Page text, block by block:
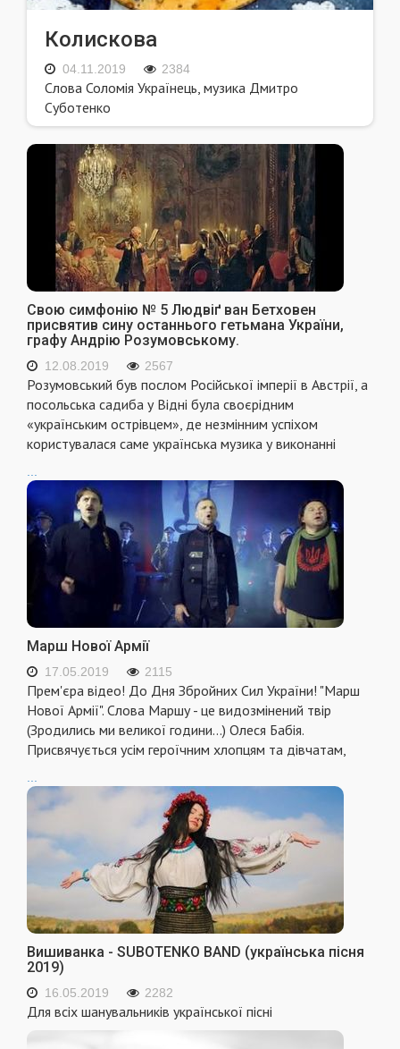
Колискова
04.11.2019 2384
Cлова Соломія Українець, музика Дмитро
Суботенко
Свою симфонію № 5 Людвіґ ван Бетховен
присвятив сину останнього гетьмана України,
графу Андрію Розумовському.
12.08.2019 2567
Розумовський був послом Російської імперії в Австрії, а
посольська садиба у Відні була своєрідним
«українським острівцем», де незмінним успіхом
користувалася саме українська музика у виконанні
...
Марш Нової Армії
17.05.2019 2115
Прем'єра відео! До Дня Збройних Сил України! "Марш
Нової Армії". Слова Маршу - це видозмінений твір
(Зродились ми великої години...) Олеся Бабія.
Присвячується усім героїчним хлопцям та дівчатам,
...
Вишиванка - SUBOTENKO BAND (українська пісня
2019)
16.05.2019 2282
Для всіх шанувальників української пісні